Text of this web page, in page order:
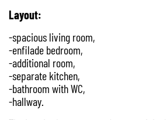
Layout:
-spacious living room,
-enfilade bedroom,
-additional room,
-separate kitchen,
-bathroom with WC,
-hallway.